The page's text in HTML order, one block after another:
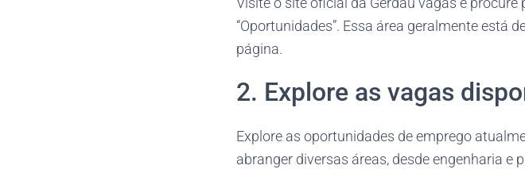
“Oportunidades”. Essa área geralmente está
página.
2. Explore as vagas
Explore as oportunidades de emprego
abranger diversas áreas, desde engenharia